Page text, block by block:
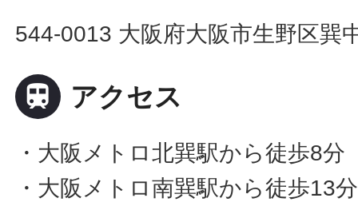
544-0013 大阪府大阪市生野区巽
 アクセス
・大阪メトロ北巽駅から徒歩8分
・大阪メトロ南巽駅から徒歩13分